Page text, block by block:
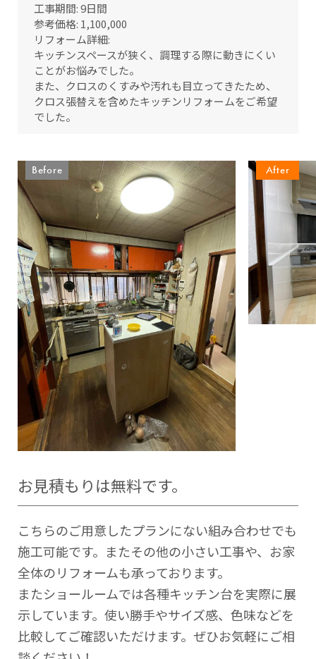
工事期間: 9日間
参考価格: 1,100,000
リフォーム詳細:
キッチンスペースが狭く、調理する際に動きにくい
ことがお悩みでした。
また、クロスのくすみや汚れも目立ってきたため、
クロス張替えを含めたキッチンリフォームをご希望
でした。
Before After
お見積もりは無料です。
こちらのご用意したプランにない組み合わせでも
施工可能です。またその他の小さい工事や、お家
全体のリフォームも承っております。
またショールームでは各種キッチン台を実際に展
示しています。使い勝手やサイズ感、色味などを
比較してご確認いただけます。ぜひお気軽にご相